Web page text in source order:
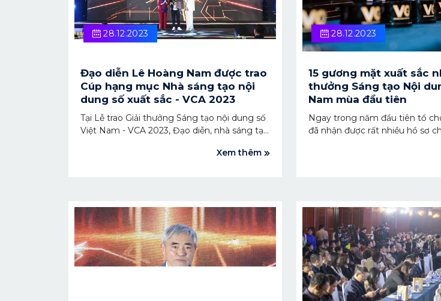
28.12.2023
Đạo diễn Lê Hoàng Nam được trao
Cúp hạng mục Nhà sáng tạo nội
dung số xuất sắc - VCA 2023
Tại Lễ trao Giải thưởng Sáng tạo nội dung số
Việt Nam - VCA 2023, Đạo diễn, nhà sáng tạo
thắng trong hạng mục nhà sáng tạo nội
với nội dung khám phá bản sắc văn hóa,
truyền thống, phong tục tập quán của các
vùng miền ở Việt Nam.
Xem thêm
28.12.2023
15 gương mặt xuất sắc
thưởng Sáng tạo Nội
Nam mùa đầu tiên
Ngay trong năm đầu tiên tổ
đã nhận được rất nhiều hồ sơ
túc và công tâm để tìm ra 15